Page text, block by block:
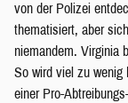
von der Polizei
thematisiert, aber
niemandem. Virginia
So wird viel zu wenig
einer Pro-